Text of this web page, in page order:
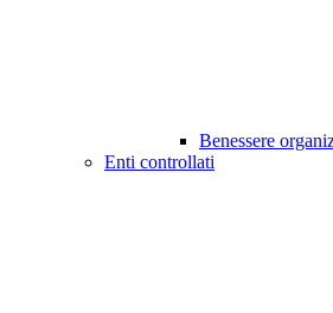
Benessere
Enti controllati